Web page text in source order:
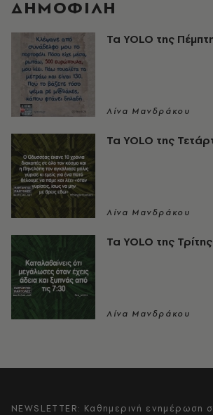
ΔΗΜΟΦΙΛΗ
Τα YOLO της
Λίνα Μανδράκου
Τα YOLO της
Λίνα Μανδράκου
Τα YOLO της
Λίνα Μανδράκου
NEWSLETTER: Καθημερινή ενημέρωση